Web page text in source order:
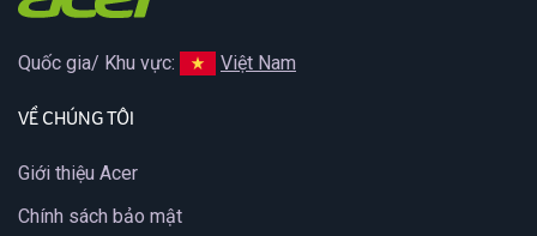
Quốc gia/ Khu vực: Việt Nam
VỀ CHÚNG TÔI
Giới thiệu Acer
Chính sách bảo mật